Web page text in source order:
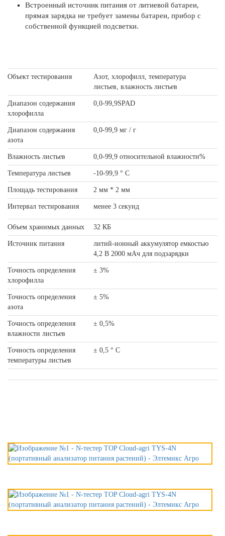
Встроенный источник питания от литиевой батареи,
прямая зарядка не требует замены батареи, прибор с
собственной функцией подсветки.
Объект тестирования
Азот, хлорофилл, температура
листьев, влажность листьев
Диапазон содержания
хлорофилла
0,0‐99,9SPAD
Диапазон содержания
азота
0,0‐99,9 мг / г
Влажность листьев 0,0‐99,9 относительной влажности%
Температура листьев -10‐99,9 ° C
Площадь тестирования 2 мм * 2 мм
Интервал тестирования менее 3 секунд
Объем хранимых данных 32 КБ
Источник питания
литий-ионный аккумулятор емкостью
4,2 В 2000 мАч для подзарядки
Точность определения
хлорофилла
± 3%
Точность определения
азота
± 5%
Точность определения
влажности листьев
± 0,5%
Точность определения
температуры листьев
± 0,5 ° C